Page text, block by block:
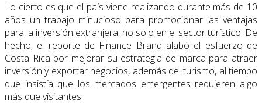
Lo cierto es que el país viene realizando durante más de 10
años un trabajo minucioso para promocionar las ventajas
para la inversión extranjera, no solo en el sector turístico. De
hecho, el reporte de Finance Brand alabó el esfuerzo de
Costa Rica por mejorar su estrategia de marca para atraer
inversión y exportar negocios, además del turismo, al tiempo
que insistía que los mercados emergentes requieren algo
más que visitantes.